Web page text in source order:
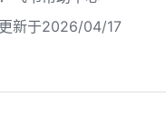
新于2026/04/17